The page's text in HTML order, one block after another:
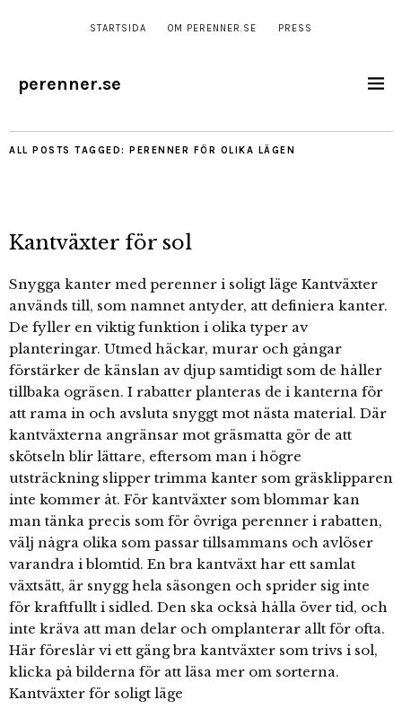
STARTSIDA OM PERENNER.SE PRESS
perenner.se
ALL POSTS TAGGED: PERENNER FÖR OLIKA LÄGEN
Kantväxter för sol
Snygga kanter med perenner i soligt läge Kantväxter
används till, som namnet antyder, att definiera kanter.
De fyller en viktig funktion i olika typer av
planteringar. Utmed häckar, murar och gångar
förstärker de känslan av djup samtidigt som de håller
tillbaka ogräsen. I rabatter planteras de i kanterna för
att rama in och avsluta snyggt mot nästa material. Där
kantväxterna angränsar mot gräsmatta gör de att
skötseln blir lättare, eftersom man i högre
utsträckning slipper trimma kanter som gräsklipparen
inte kommer åt. För kantväxter som blommar kan
man tänka precis som för övriga perenner i rabatten,
välj några olika som passar tillsammans och avlöser
varandra i blomtid. En bra kantväxt har ett samlat
växtsätt, är snygg hela säsongen och sprider sig inte
för kraftfullt i sidled. Den ska också hålla över tid, och
inte kräva att man delar och omplanterar allt för ofta.
Här föreslår vi ett gäng bra kantväxter som trivs i sol,
klicka på bilderna för att läsa mer om sorterna.
Kantväxter för soligt läge